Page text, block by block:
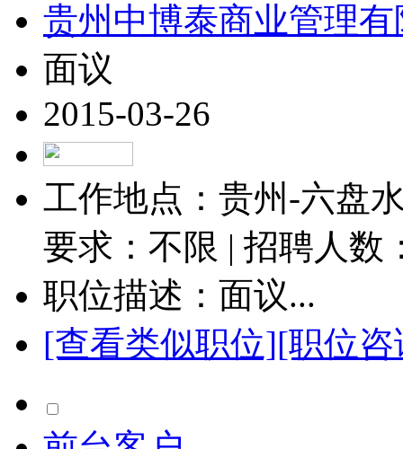
贵州中博泰商业管理
面议
2015-03-26
工作地点：贵州-六盘
要求：不限 | 招聘人数
职位描述：面议...
[查看类似职位][职位